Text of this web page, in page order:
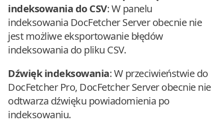
indeksowania do CSV: W panelu
indeksowania DocFetcher Server obecnie nie
jest możliwe eksportowanie błędów
indeksowania do pliku CSV.
Dźwięk indeksowania: W przeciwieństwie do
DocFetcher Pro, DocFetcher Server obecnie nie
odtwarza dźwięku powiadomienia po
indeksowaniu.